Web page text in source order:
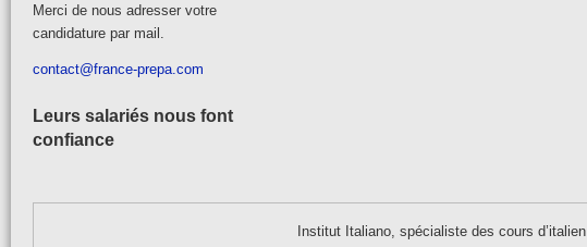
Merci de nous adresser votre
candidature par mail.
contact@france-prepa.com
Leurs salariés nous font
confiance
Institut Italiano, spécialiste des cours